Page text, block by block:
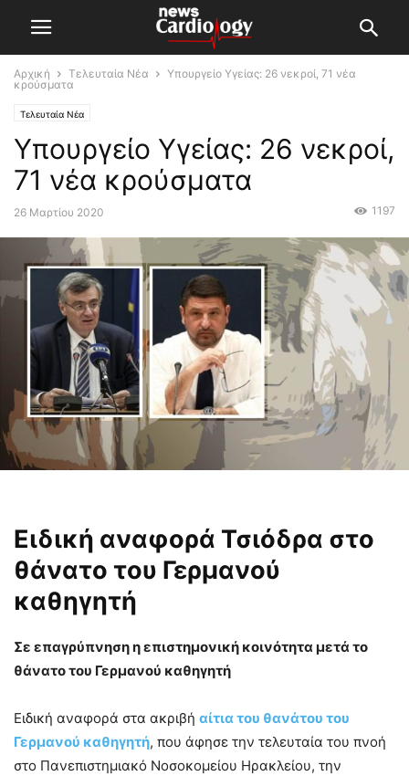
Αρχική Τελευταία Νέα
Υπουργείο Υγείας: 26 νεκροί, 71 νέα
κρούσματα
Τελευταία Νέα
Υπουργείο Υγείας: 26 νεκροί,
71 νέα κρούσματα
26 Μαρτίου 2020 1197
Ειδική αναφορά Τσιόδρα στο
θάνατο του Γερμανού
καθηγητή
Σε επαγρύπνηση η επιστημονική κοινότητα μετά το
θάνατο του Γερμανού καθηγητή
Ειδική αναφορά στα ακριβή αίτια του θανάτου του
Γερμανού καθηγητή, που άφησε την τελευταία του πνοή
στο Πανεπιστημιακό Νοσοκομείου Ηρακλείου, την